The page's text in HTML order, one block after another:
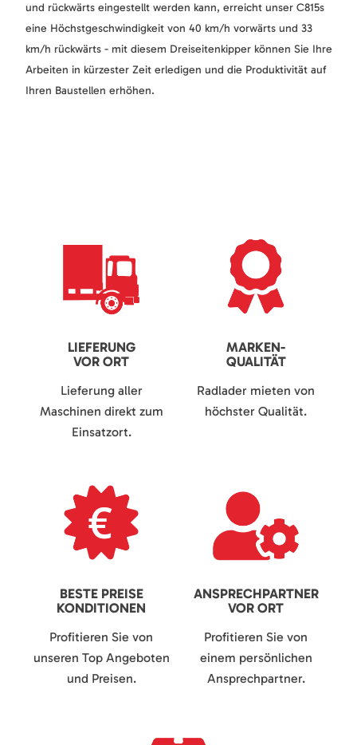
und rückwärts eingestellt werden kann, erreicht unser C815s
eine Höchstgeschwindigkeit von 40 km/h vorwärts und 33
km/h rückwärts - mit diesem Dreiseitenkipper können Sie Ihre
Arbeiten in kürzester Zeit erledigen und die Produktivität auf
Ihren Baustellen erhöhen.
LIEFERUNG
VOR ORT
Lieferung aller
Maschinen direkt zum
Einsatzort.
MARKEN-
QUALITÄT
Radlader mieten von
höchster Qualität.
BESTE PREISE
KONDITIONEN
Profitieren Sie von
unseren Top Angeboten
und Preisen.
ANSPRECHPARTNER
VOR ORT
Profitieren Sie von
einem persönlichen
Ansprechpartner.